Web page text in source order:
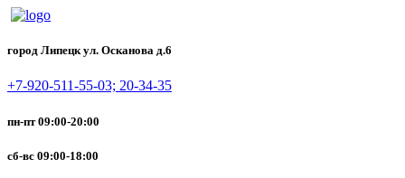
город Липецк ул. Осканова д.6
+7-920-511-55-03; 20-34-35
пн-пт 09:00-20:00
сб-вс 09:00-18:00